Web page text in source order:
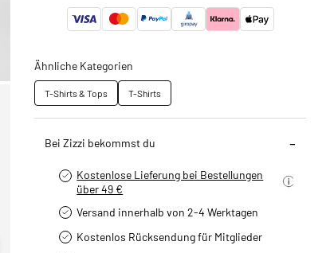
Ähnliche Kategorien
T-Shirts & Tops T-Shirts
Bei Zizzi bekommst du
Kostenlose Lieferung bei Bestellungen
über 49 €
Versand innerhalb von 2-4 Werktagen
Kostenlos Rücksendung für Mitglieder